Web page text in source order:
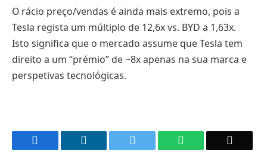
O rácio preço/vendas é ainda mais extremo, pois a
Tesla regista um múltiplo de 12,6x vs. BYD a 1,63x.
Isto significa que o mercado assume que Tesla tem
direito a um “prémio” de ~8x apenas na sua marca e
perspetivas tecnológicas.
WhatsApp